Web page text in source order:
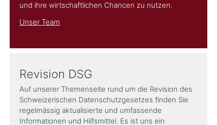
und ihre wirtschaftlichen Chancen zu nutzen.
Unser Team
Revision DSG
Auf unserer Themenseite rund um die Revision des
Schweizerischen Datenschutzgesetzes finden Sie
regelmässig aktualisierte und umfassende
Informationen und Hilfsmittel. Es ist uns ein